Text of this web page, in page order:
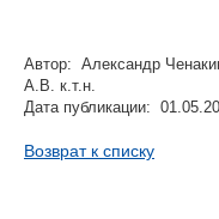
Автор: Александр
А.В. к.т.н.
Дата публикации:
Возврат к списку